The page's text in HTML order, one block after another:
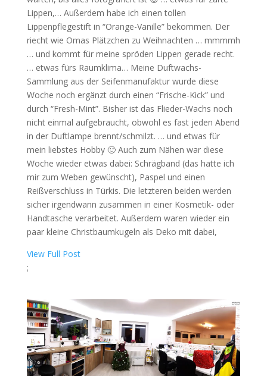
Lippen,… Außerdem habe ich einen tollen
Lippenpflegestift in “Orange-Vanille” bekommen. Der
riecht wie Omas Plätzchen zu Weihnachten … mmmmh
… und kommt für meine spröden Lippen gerade recht.
… etwas fürs Raumklima… Meine Duftwachs-
Sammlung aus der Seifenmanufaktur wurde diese
Woche noch ergänzt durch einen “Frische-Kick” und
durch “Fresh-Mint”. Bisher ist das Flieder-Wachs noch
nicht einmal aufgebraucht, obwohl es fast jeden Abend
in der Duftlampe brennt/schmilzt. … und etwas für
mein liebstes Hobby 🙂 Auch zum Nähen war diese
Woche wieder etwas dabei: Schrägband (das hatte ich
mir zum Weben gewünscht), Paspel und einen
Reißverschluss in Türkis. Die letzteren beiden werden
sicher irgendwann zusammen in einer Kosmetik- oder
Handtasche verarbeitet. Außerdem waren wieder ein
paar kleine Christbaumkugeln als Deko mit dabei,
View Full Post
;